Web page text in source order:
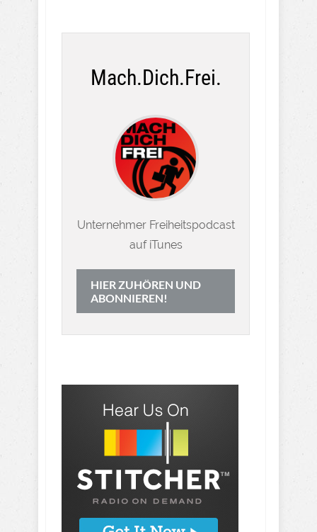
Mach.Dich.Frei.
Unternehmer Freiheitspodcast
auf iTunes
HIER ZUHÖREN UND
ABONNIEREN!